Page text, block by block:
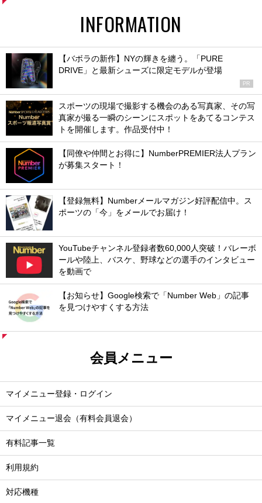
INFORMATION
【バボラの新作】NYの輝きを纏う。「PURE
DRIVE」と最新シューズに限定モデルが登場
PR
スポーツの現場で撮影する機会のある写真家、その写
真家が撮る一瞬のシーンにスポットをあてるコンテス
トを開催します。作品受付中！
【同僚や仲間とお得に】NumberPREMIER法人プラン
が募集スタート！
【登録無料】Numberメールマガジン好評配信中。ス
ポーツの「今」をメールでお届け！
YouTubeチャンネル登録者数60,000人突破！バレーボ
ールや陸上、バスケ、野球などの選手のインタビュー
を動画で
【お知らせ】Google検索で「Number Web」の記事
を見つけやすくする方法
会員メニュー
マイメニュー登録・ログイン
マイメニュー退会（有料会員退会）
有料記事一覧
利用規約
対応機種